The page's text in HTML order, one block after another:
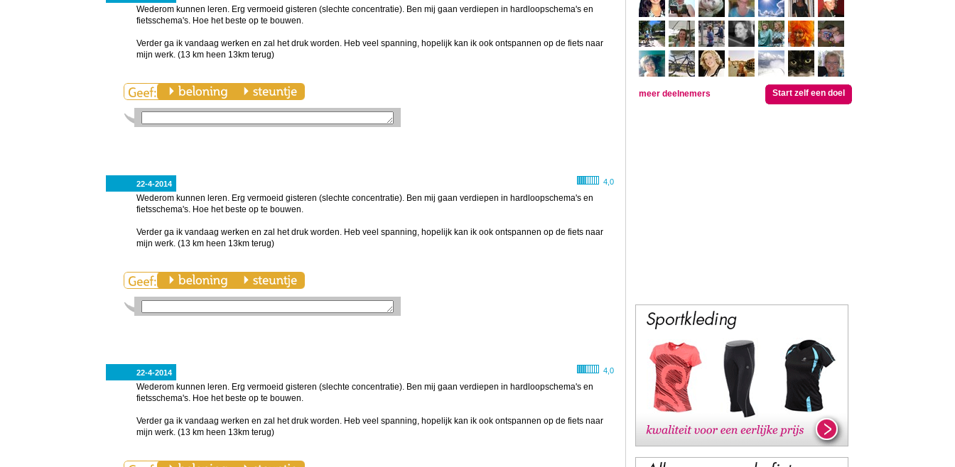
Wederom kunnen leren. Erg vermoeid gisteren (slechte concentratie). Ben mij gaan verdiepen in hardloopschema's en
fietsschema's. Hoe het beste op te bouwen.
Verder ga ik vandaag werken en zal het druk worden. Heb veel spanning, hopelijk kan ik ook ontspannen op de fiets naar
mijn werk. (13 km heen 13km terug)
22-4-2014 4,0
Wederom kunnen leren. Erg vermoeid gisteren (slechte concentratie). Ben mij gaan verdiepen in hardloopschema's en
fietsschema's. Hoe het beste op te bouwen.
Verder ga ik vandaag werken en zal het druk worden. Heb veel spanning, hopelijk kan ik ook ontspannen op de fiets naar
mijn werk. (13 km heen 13km terug)
22-4-2014 4,0
Wederom kunnen leren. Erg vermoeid gisteren (slechte concentratie). Ben mij gaan verdiepen in hardloopschema's en
fietsschema's. Hoe het beste op te bouwen.
Verder ga ik vandaag werken en zal het druk worden. Heb veel spanning, hopelijk kan ik ook ontspannen op de fiets naar
mijn werk. (13 km heen 13km terug)
meer deelnemers Start zelf een doel